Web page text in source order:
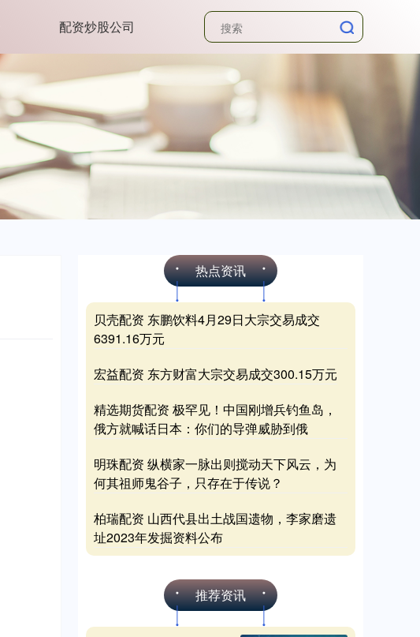
配资炒股公司
热点资讯
贝壳配资 东鹏饮料4月29日大宗交易成交
6391.16万元
宏益配资 东方财富大宗交易成交300.15万元
精选期货配资 极罕见！中国刚增兵钓鱼岛，
俄方就喊话日本：你们的导弹威胁到俄
明珠配资 纵横家一脉出则搅动天下风云，为
何其祖师鬼谷子，只存在于传说？
柏瑞配资 山西代县出土战国遗物，李家磨遗
址2023年发掘资料公布
推荐资讯